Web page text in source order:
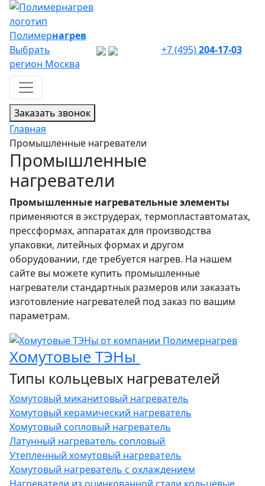
Полимернагрев
Выбрать
регион Москва
+7 (495)204-17-03
Заказать звонок
Главная
Промышленные нагреватели
Промышленные
нагреватели
Промышленные нагревательные элементы
применяются в экструдерах, термопластавтоматах,
прессформах, аппаратах для производства
упаковки, литейных формах и другом
оборудовании, где требуется нагрев. На нашем
сайте вы можете купить промышленные
нагреватели стандартных размеров или заказать
изготовление нагревателей под заказ по вашим
параметрам.
Хомутовые ТЭНы
Типы кольцевых нагревателей
Хомутовый миканитовый нагреватель
Хомутовый керамический нагреватель
Хомутовый сопловый нагреватель
Латунный нагреватель сопловый
Утепленный хомутовый нагреватель
Хомутовый нагреватель с охлаждением